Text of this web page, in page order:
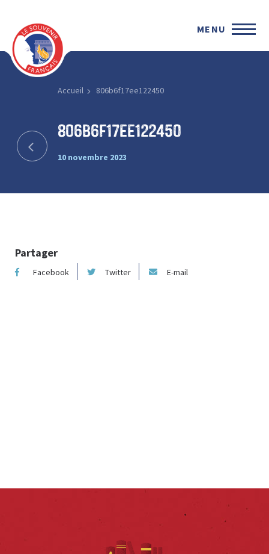
MENU
Accueil 806b6f17ee122450
806b6f17ee122450
10 novembre 2023
Partager
Facebook Twitter E-mail